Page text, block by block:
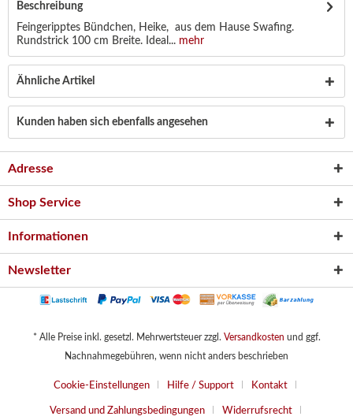
Beschreibung
Feingeripptes Bündchen, Heike, aus dem Hause Swafing.
Rundstrick 100 cm Breite. Ideal... mehr
Ähnliche Artikel
Kunden haben sich ebenfalls angesehen
Adresse
Shop Service
Informationen
Newsletter
* Alle Preise inkl. gesetzl. Mehrwertsteuer zzgl. Versandkosten und ggf.
Nachnahmegebühren, wenn nicht anders beschrieben
Cookie-Einstellungen Hilfe / Support Kontakt
Versand und Zahlungsbedingungen Widerrufsrecht